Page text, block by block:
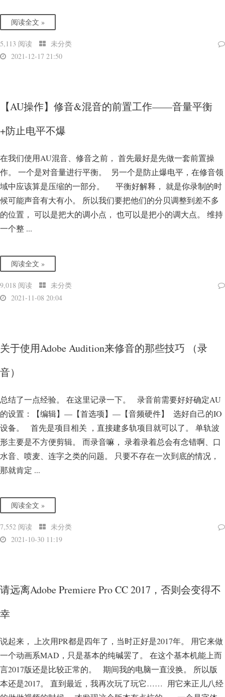
阅读全文 »
5,113 阅读
未分类
2021-12-17 21:50
【AU操作】修音&混音的前置工作——音量平衡
+防止电平不爆
在我们使用AU混音、修音之前， 首先最好是先做一套前置操
作。 一个是对音量进行平衡。 另一个是防止爆电平，在修音领
域中应该算是压缩的一部分。 平衡好解释， 就是你录制的时
候可能声音有大有小。 所以我们要把他们的分贝调整到差不多
的位置， 可以是把大的调小点， 也可以是把小的调大点。 维持
一个整 ...
阅读全文 »
9,018 阅读
未分类
2021-11-08 20:04
关于使用Adobe Audition来修音的那些技巧 （录
音）
总结了一点经验。 在这里记录一下。 录音前需要好好确定AU
的设置：【编辑】—【首选项】—【音频硬件】 选好自己的IO
设备。 首先是项目相关 ，直接建多轨项目就可以了。 单轨波
形主要是不方便剪辑。 而录音嘛， 录着录着总会有念错啊、口
水音、喷麦、连字之类的问题。 只要不存在一次到底的情况，
那就肯定 ...
阅读全文 »
7,552 阅读
未分类
2021-10-30 11:19
请远离Adobe Premiere Pro CC 2017，否则会变得不
幸
说起来， 上次用PR都是四年了，当时正好是2017年。 用它来做
一个动画系MAD，只是基本的纯碱罢了。 在这个基本机能上而
言2017版还是比较正常的。 期间我的电脑一直没换。 所以版
本还是2017。 直到最近，我再次玩了玩它…… 用它来正儿八经